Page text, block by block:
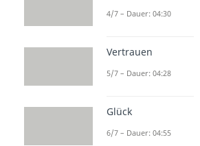
So lernst du deinen
auf eine völlig
neue
schafft Vertrauen und
Manchmal kann es
richtigen Fragen für
finden. Aber keine
für dich 100 Deep
4/7 – Dauer: 04:30
Vertrauen
5/7 – Dauer: 04:28
Glück
6/7 – Dauer: 04:55